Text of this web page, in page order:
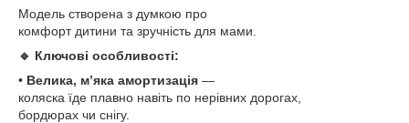
Модель створена з думкою про
комфорт дитини та зручність для мами.
🔹 Ключові особливості:
• Велика, м’яка амортизація —
коляска їде плавно навіть по нерівних дорогах,
бордюрах чи снігу.